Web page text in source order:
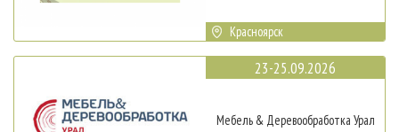
Красноярск
23-25.09.2026
Мебель & Деревообработка Урал